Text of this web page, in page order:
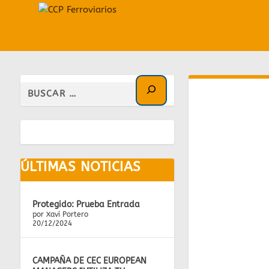
ÚLTIMAS NOTICIAS
Protegido: Prueba Entrada
por Xavi Portero
20/12/2024
CAMPAÑA DE CEC EUROPEAN